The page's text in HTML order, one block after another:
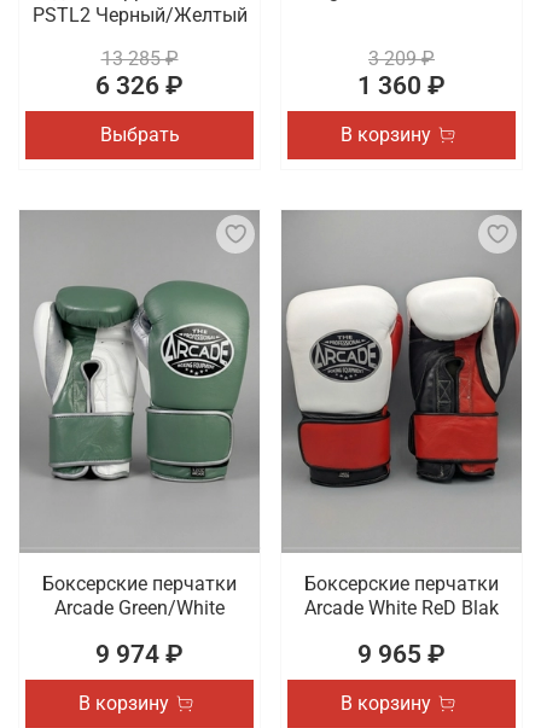
PSTL2 Черный/Желтый
13 285 ₽
6 326 ₽
Выбрать
3 209 ₽
1 360 ₽
В корзину
Боксерские перчатки
Arcade Green/White
9 974 ₽
В корзину
Боксерские перчатки
Arcade White ReD Blak
9 965 ₽
В корзину